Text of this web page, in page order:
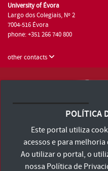
University of Évora
Largo dos Colegiais, Nº 2
7004-516 Évora
phone: +351 266 740 800
other contacts
Terms and
POLÍTICA
Este portal utiliza
acessos e para
Ao utilizar o portal, o
nossa Política de